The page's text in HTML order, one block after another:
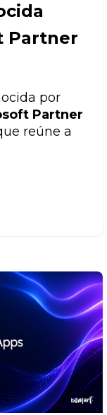
Partner
por
Partner
reúne a